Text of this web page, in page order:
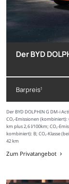
Der BYD
Barpreis1
Der BYD DOLPHIN G DM-i
CO₂-Emissionen
km plus 2,6 l/100km; CO₂-
kombiniert): B; CO₂-Klasse
42 km
Zum Privatangebot